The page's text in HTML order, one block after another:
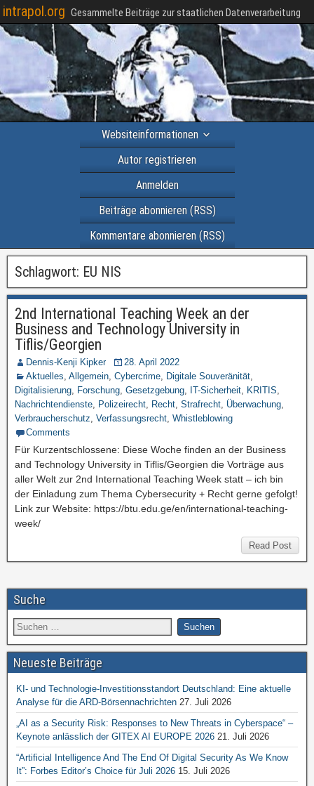
intrapol.org Gesammelte Beiträge zur staatlichen Datenverarbeitung
Websiteinformationen
Autor registrieren
Anmelden
Beiträge abonnieren (RSS)
Kommentare abonnieren (RSS)
Schlagwort: EU NIS
2nd International Teaching Week an der
Business and Technology University in
Tiflis/Georgien
Dennis-Kenji Kipker
28. April 2022
Aktuelles, Allgemein, Cybercrime, Digitale Souveränität,
Digitalisierung, Forschung, Gesetzgebung, IT-Sicherheit, KRITIS,
Nachrichtendienste, Polizeirecht, Recht, Strafrecht, Überwachung,
Verbraucherschutz, Verfassungsrecht, Whistleblowing
Comments
Für Kurzentschlossene: Diese Woche finden an der Business
and Technology University in Tiflis/Georgien die Vorträge aus
aller Welt zur 2nd International Teaching Week statt – ich bin
der Einladung zum Thema Cybersecurity + Recht gerne gefolgt!
Link zur Website: https://btu.edu.ge/en/international-teaching-
week/
Read Post
Suche
Neueste Beiträge
KI- und Technologie-Investitionsstandort Deutschland: Eine aktuelle
Analyse für die ARD-Börsennachrichten 27. Juli 2026
„AI as a Security Risk: Responses to New Threats in Cyberspace“ –
Keynote anlässlich der GITEX AI EUROPE 2026 21. Juli 2026
“Artificial Intelligence And The End Of Digital Security As We Know
It”: Forbes Editor’s Choice für Juli 2026 15. Juli 2026